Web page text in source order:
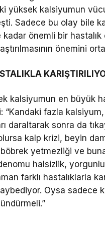
yüksek kalsiyumun
Sadece bu olay bile
önemli bir
önemini
kalsiyumun en büyük
fazla
daraltarak sonra da
kalp krizi, beyin
böbrek yetmezliği ve
halsizlik,
farklı hastalıklarla
Oysa sadece